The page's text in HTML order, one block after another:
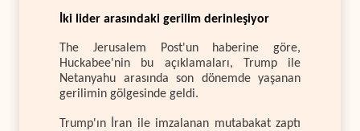
İki lider arasındaki gerilim derinleşiyor
The Jerusalem Post'un haberine göre,
Huckabee'nin bu açıklamaları, Trump ile
Netanyahu arasında son dönemde yaşanan
gerilimin gölgesinde geldi.
Trump'ın İran ile imzalanan mutabakat zaptı